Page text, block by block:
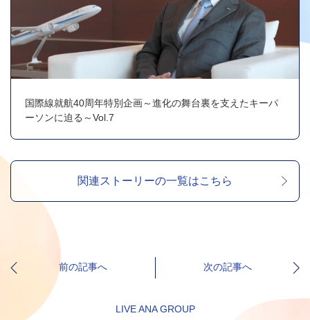
国際線就航40周年特別企画～進化の舞台裏を支えたキーパ
ーソンに迫る～Vol.7
関連ストーリーの一覧はこちら
前の記事へ
LIVE ANA GROUP
次の記事へ